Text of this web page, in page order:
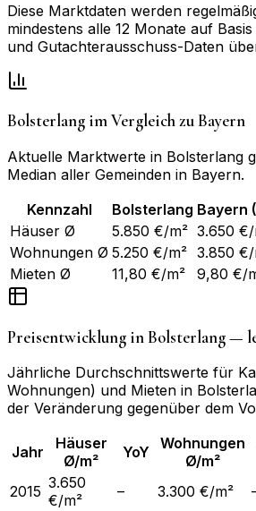
Diese Marktdaten werden
mindestens alle 12 Monate auf
und Gutachterausschuss-Daten
Bolsterlang im Vergleich zuBayern
Aktuelle Marktwerte in Bolsterlang
Median aller Gemeinden in Bayern.
Kennzahl
Bolsterlang Bayern
Häuser Ø
5.850 €/m² 3.650 €/
Wohnungen Ø 5.250 €/m² 3.850 €/
Mieten Ø
11,80 €/m² 9,80 €/
Preisentwicklung inBolsterlang—
Jährliche Durchschnittswerte für
Wohnungen) und Mieten in
der Veränderung gegenüber dem
Jahr
Häuser
Ø/m²
YoY
Wohnungen
Ø/m²
2015 3.650
€/m²
– 3.300 €/m²